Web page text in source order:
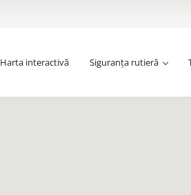
Harta interactivă Siguranța rutieră